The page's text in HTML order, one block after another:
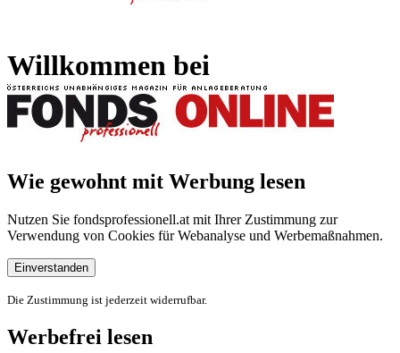
Willkommen bei
Wie gewohnt mit Werbung lesen
Nutzen Sie fondsprofessionell.at mit Ihrer Zustimmung zur
Verwendung von Cookies für Webanalyse und Werbemaßnahmen.
Einverstanden
Die Zustimmung ist jederzeit widerrufbar.
Werbefrei lesen